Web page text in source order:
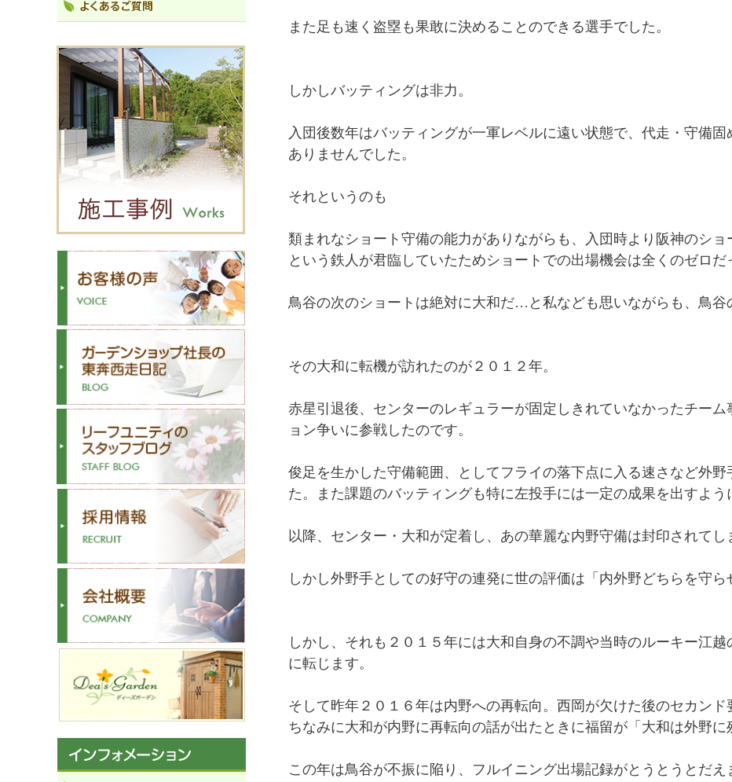
また足も速く盗塁も果敢に決めることのできる選手でした。
しかしバッティングは非力。
入団後数年はバッティングが一軍レベルに遠い状態で、代走・守備
ありませんでした。
それというのも
類まれなショート守備の能力がありながらも、入団時より阪神のシ
という鉄人が君臨していたためショートでの出場機会は全くのゼロだ
鳥谷の次のショートは絶対に大和だ…と私なども思いながらも、鳥谷
その大和に転機が訪れたのが２０１２年。
赤星引退後、センターのレギュラーが固定しきれていなかったチー
ョン争いに参戦したのです。
俊足を生かした守備範囲、としてフライの落下点に入る速さなど外
た。また課題のバッティングも特に左投手には一定の成果を出すよう
以降、センター・大和が定着し、あの華麗な内野守備は封印されてし
しかし外野手としての好守の連発に世の評価は「内外野どちらを守ら
しかし、それも２０１５年には大和自身の不調や当時のルーキー江
に転じます。
そして昨年２０１６年は内野への再転向。西岡が欠けた後のセカンド
ちなみに大和が内野に再転向の話が出たときに福留が「大和は外野に
この年は鳥谷が不振に陥り、フルイニング出場記録がとうとうとだえ